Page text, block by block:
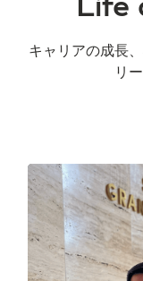
Life
キャリアの成長
リ